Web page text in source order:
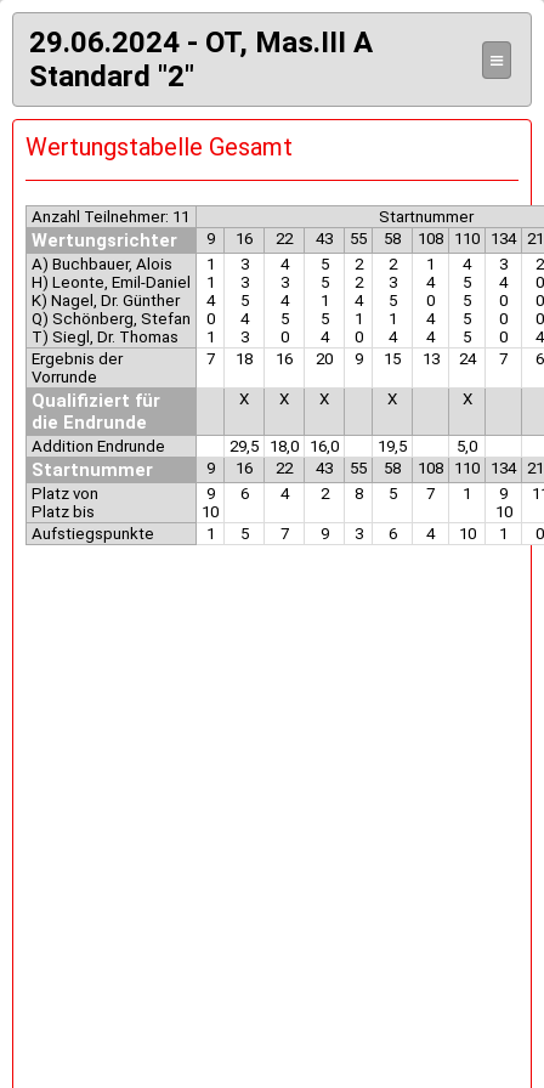
29.06.2024 - OT, Mas.III A
Standard "2"
≡
Wertungstabelle Gesamt
Anzahl Teilnehmer: 11 Startnummer
Wertungsrichter 9 16 22 43 55 58 108 110 134
A) Buchbauer, Alois
H) Leonte, Emil-Daniel
K) Nagel, Dr. Günther
Q) Schönberg, Stefan
T) Siegl, Dr. Thomas
1
1
4
0
1
3
3
5
4
3
4
3
4
5
0
5
5
1
5
4
2
2
4
1
0
2
3
5
1
4
1
4
0
4
4
4
5
5
5
5
3
4
0
0
0
2
0
0
0
4
Ergebnis der
Vorrunde
7 18 16 20 9 15 13 24 7 6
Qualifiziert für
die Endrunde
X X X X X
Addition Endrunde 29,5 18,0 16,0 19,5 5,0
Startnummer 9 16 22 43 55 58 108 110 134
Platz von
Platz bis
9
10
6 4 2 8 5 7 1
9
10
Aufstiegspunkte 1 5 7 9 3 6 4 10 1 0